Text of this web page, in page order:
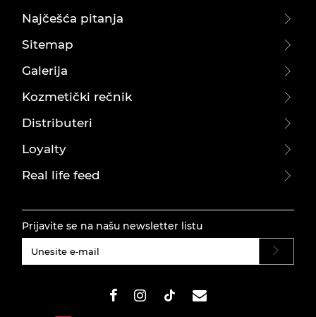
Najčešća pitanja
Sitemap
Galerija
Kozmetički rečnik
Distributeri
Loyalty
Real life feed
Prijavite se na našu newsletter listu